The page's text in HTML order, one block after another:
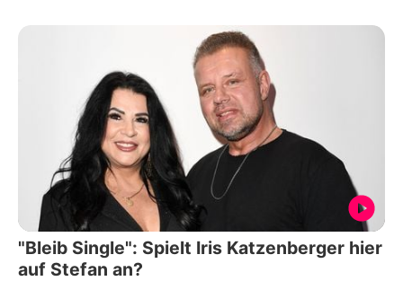
"Bleib Single": Spielt Iris Katzenberger hier
auf Stefan an?